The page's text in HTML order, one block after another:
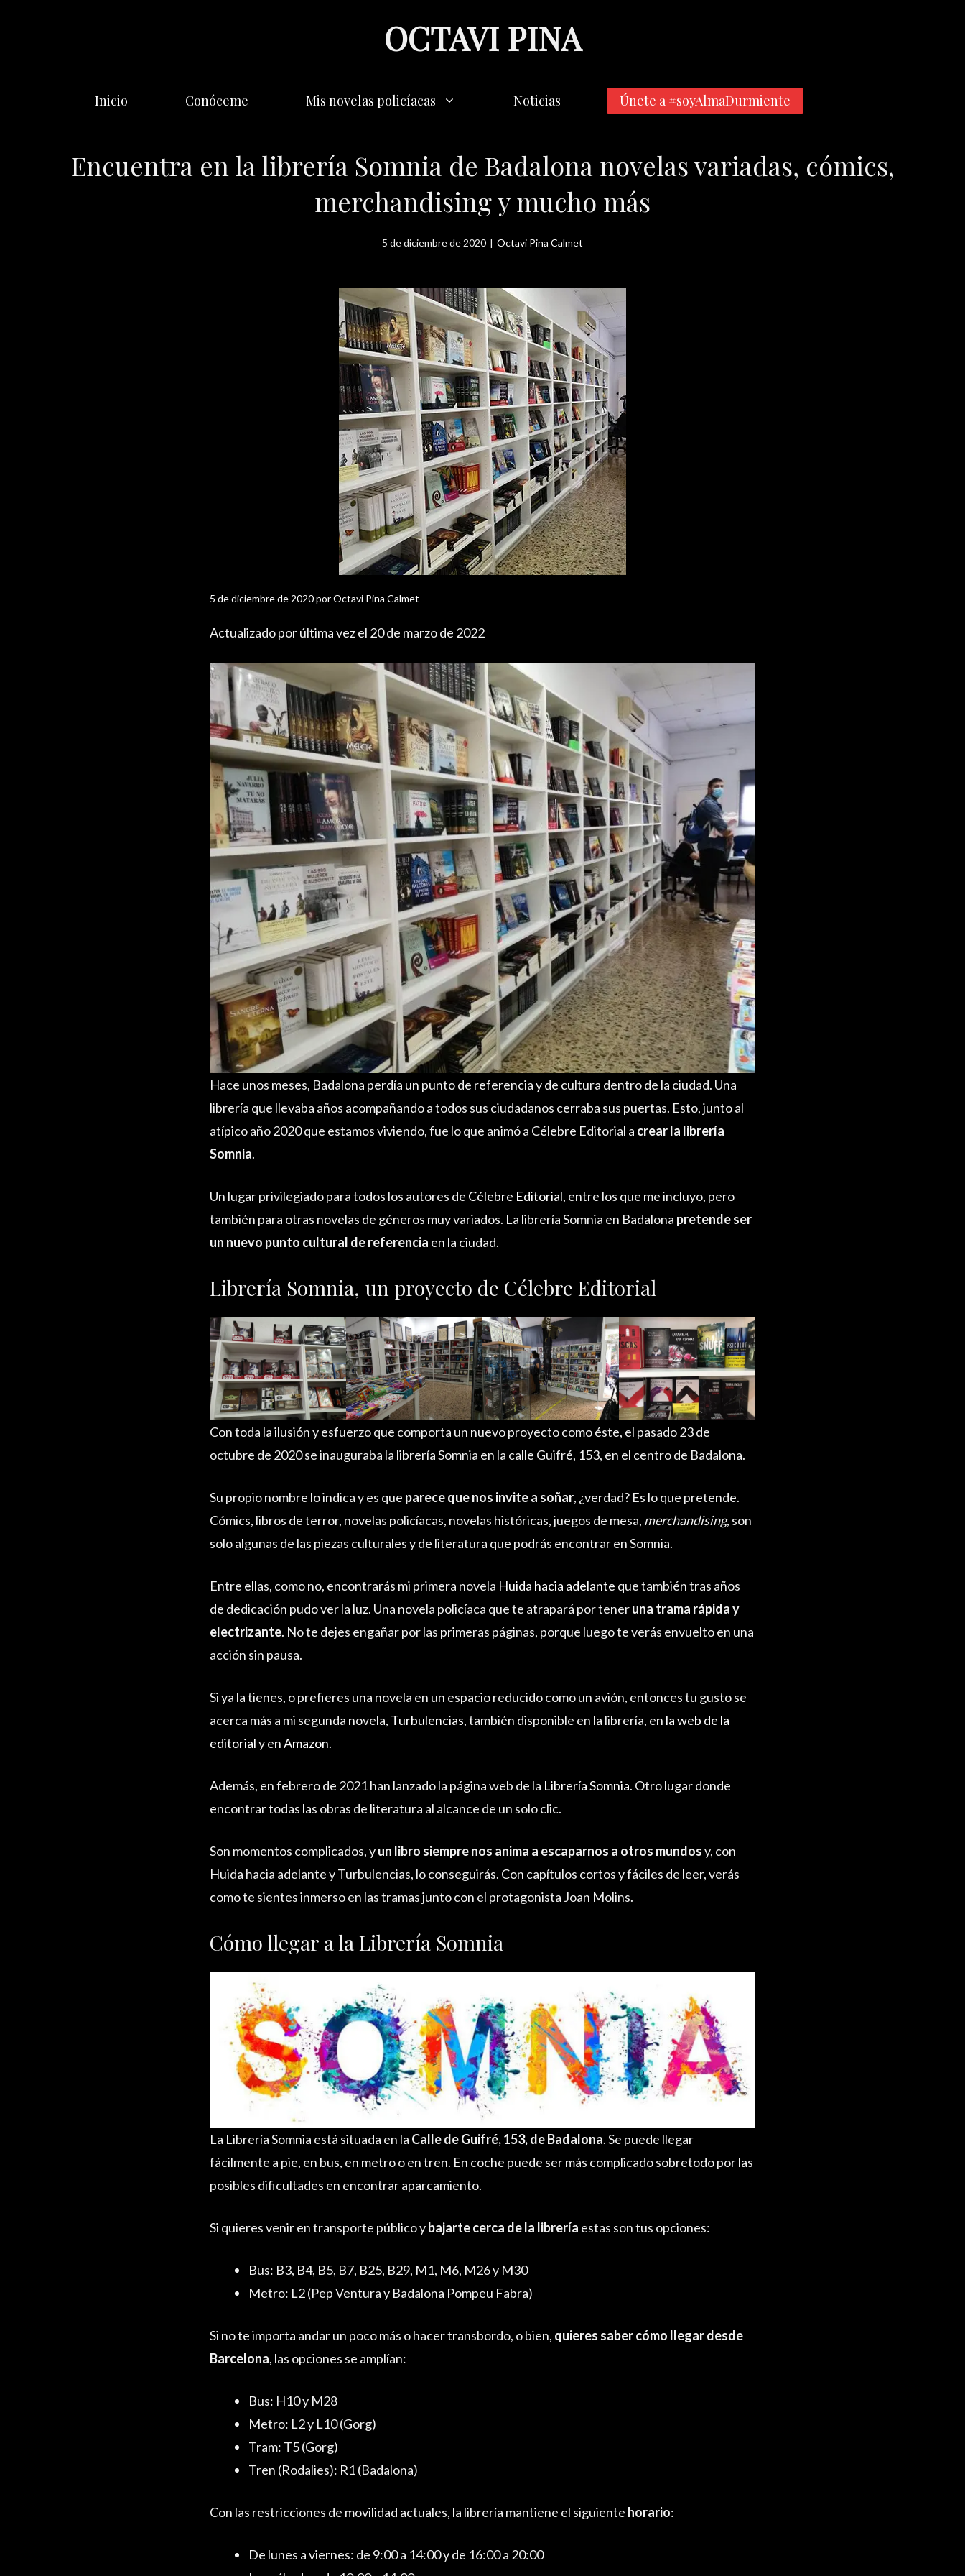
OCTAVI PINA
Inicio Conóceme Mis novelas policíacas Noticias Únete a #soyAlmaDurmiente
Encuentra en la librería Somnia de Badalona novelas variadas, cómics,
merchandising y mucho más
5 de diciembre de 2020 | Octavi Pina Calmet
5 de diciembre de 2020porOctavi Pina Calmet
Actualizado por última vez el 20 de marzo de 2022
Hace unos meses, Badalona perdía un punto de referencia y de cultura dentro de la ciudad. Una
librería que llevaba años acompañando a todos sus ciudadanos cerraba sus puertas. Esto, junto al
atípico año 2020 que estamos viviendo, fue lo que animó a Célebre Editorial a crear la librería
Somnia.
Un lugar privilegiado para todos los autores de Célebre Editorial, entre los que me incluyo, pero
también para otras novelas de géneros muy variados. La librería Somnia en Badalona pretende ser
un nuevo punto cultural de referencia en la ciudad.
Librería Somnia, un proyecto de Célebre Editorial
Con toda la ilusión y esfuerzo que comporta un nuevo proyecto como éste, el pasado 23 de
octubre de 2020 se inauguraba la librería Somnia en la calle Guifré, 153, en el centro de Badalona.
Su propio nombre lo indica y es que parece que nos invite a soñar, ¿verdad? Es lo que pretende.
Cómics, libros de terror, novelas policíacas, novelas históricas, juegos de mesa, merchandising, son
solo algunas de las piezas culturales y de literatura que podrás encontrar en Somnia.
Entre ellas, como no, encontrarás mi primera novela Huida hacia adelante que también tras años
de dedicación pudo ver la luz. Una novela policíaca que te atrapará por teneruna trama rápida y
electrizante. No te dejes engañar por las primeras páginas, porque luego te verás envuelto en una
acción sin pausa.
Si ya la tienes, o prefieres una novela en un espacio reducido como un avión, entonces tu gusto se
acerca más a mi segunda novela, Turbulencias, también disponible en la librería, en la web de la
editorialy enAmazon.
Además, en febrero de 2021 han lanzado la página web de la Librería Somnia. Otro lugar donde
encontrar todas las obras de literatura al alcance de un solo clic.
Son momentos complicados, yun libro siempre nos anima a escaparnos a otros mundosy, con
Huida hacia adelante y Turbulencias, lo conseguirás. Con capítulos cortos y fáciles de leer, verás
como te sientes inmerso en las tramas junto con el protagonista Joan Molins.
Cómo llegar a la Librería Somnia
La Librería Somnia está situada en la Calle de Guifré, 153, de Badalona. Se puede llegar
fácilmente a pie, en bus, en metro o en tren. En coche puede ser más complicado sobretodo por las
posibles dificultades en encontrar aparcamiento.
Si quieres venir en transporte público ybajarte cerca de la librería estas son tus opciones:
Bus: B3, B4, B5, B7, B25, B29, M1, M6, M26 y M30
Metro: L2 (Pep Ventura y Badalona Pompeu Fabra)
Si no te importa andar un poco más o hacer transbordo, o bien, quieres saber cómo llegar desde
Barcelona, las opciones se amplían:
Bus: H10 y M28
Metro: L2 y L10 (Gorg)
Tram: T5 (Gorg)
Tren (Rodalies): R1 (Badalona)
Con las restricciones de movilidad actuales, la librería mantiene el siguiente horario:
De lunes a viernes: de 9:00 a 14:00 y de 16:00 a 20:00